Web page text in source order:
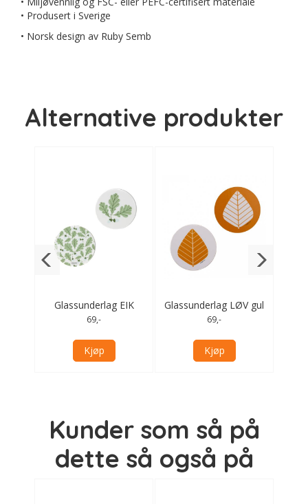
• Produsert i Sverige
• Norsk design av Ruby Semb
Alternative produkter
Glassunderlag EIK
grønn
69,-
Kjøp
Glassunderlag LØV gul
69,-
Kjøp
Kunder som så på
dette så også på